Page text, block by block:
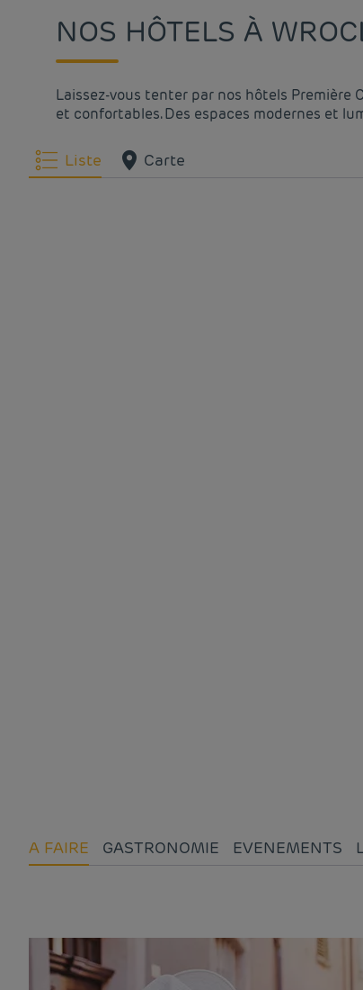
NOS HÔTELS À
Laissez-vous tenter par nos hôtels Première
et confortables. Des espaces modernes et
Liste Carte
A FAIRE GASTRONOMIE EVENEMENTS